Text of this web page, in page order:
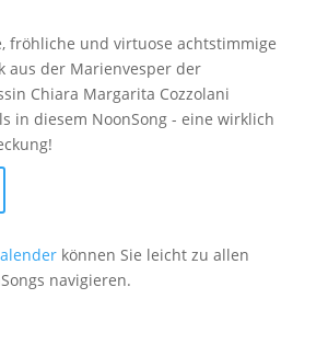
fröhliche und virtuose achtstimmige
aus der Marienvesper der
Chiara Margarita Cozzolani
in diesem NoonSong - eine wirklich
können Sie leicht zu allen
navigieren.